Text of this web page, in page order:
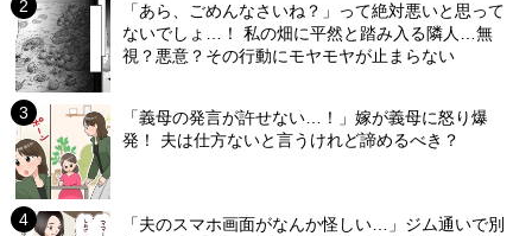
「あら、ごめんなさいね？」って絶対悪いと思って
ないでしょ…！ 私の畑に平然と踏み入る隣人…無
視？悪意？その行動にモヤモヤが止まらない
「義母の発言が許せない…！」嫁が義母に怒り爆
発！ 夫は仕方ないと言うけれど諦めるべき？
「夫のスマホ画面がなんか怪しい…」ジム通いで別